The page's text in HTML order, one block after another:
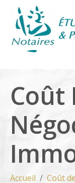
Coût
Accueil Coût